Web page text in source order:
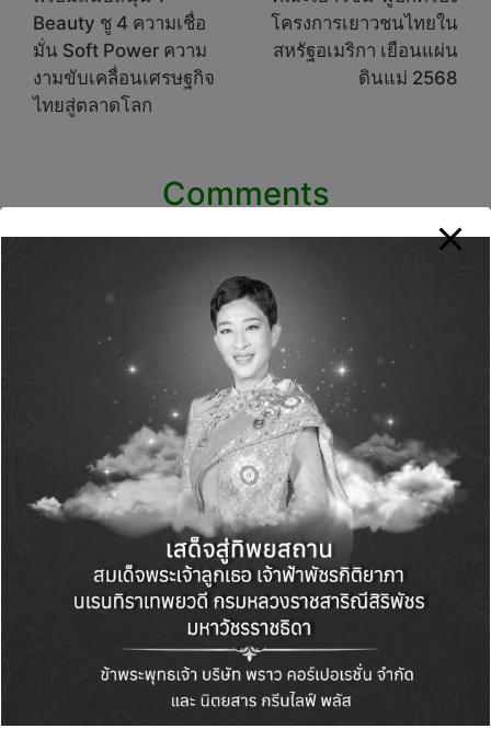
Beauty ชู 4 ความเชื่อ
มั่น Soft Power ความ
งามขับเคลื่อนเศรษฐกิจ
ไทยสู่ตลาดโลก
โครงการเยาวชนไทยใน
สหรัฐอเมริกา เยือนแผ่น
ดินแม่ 2568
Comments
No comments yet. Why don’t you start the
discussion?
Leave a Reply
Your email address will not be published.
Required fields are marked
*